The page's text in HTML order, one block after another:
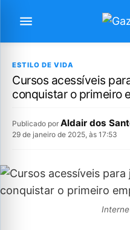
ESTILO DE VIDA
Cursos acessíveis
conquistar o primeiro
Publicado por Aldair dos
29 de janeiro de 2025, às 17:53